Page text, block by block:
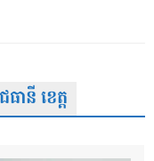
នី ខេត្ត